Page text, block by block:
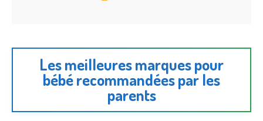
Les meilleures marques pour
bébé recommandées par les
parents